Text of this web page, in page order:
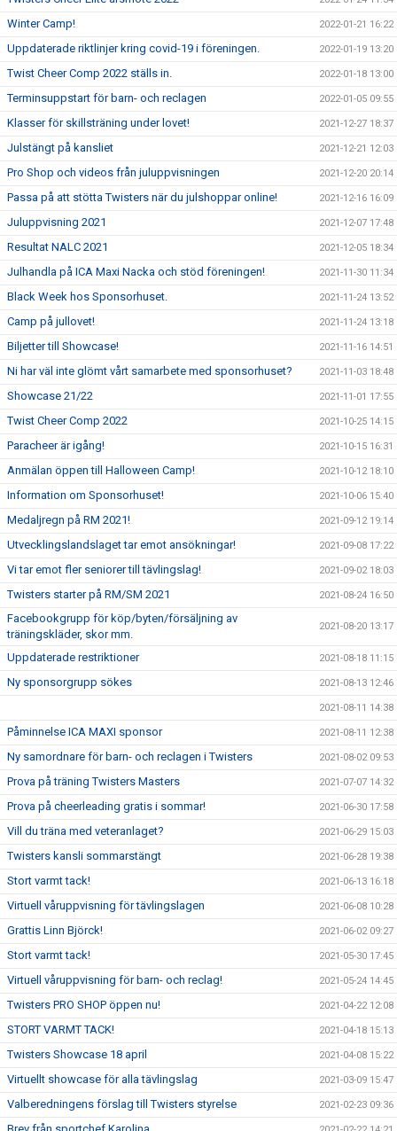
Winter Camp! 2022-01-21 16:22
Uppdaterade riktlinjer kring covid-19 i föreningen. 2022-01-19 13:20
Twist Cheer Comp 2022 ställs in. 2022-01-18 13:00
Terminsuppstart för barn- och reclagen 2022-01-05 09:55
Klasser för skillsträning under lovet! 2021-12-27 18:37
Julstängt på kansliet 2021-12-21 12:03
Pro Shop och videos från juluppvisningen 2021-12-20 20:14
Passa på att stötta Twisters när du julshoppar online! 2021-12-16 16:09
Juluppvisning 2021 2021-12-07 17:48
Resultat NALC 2021 2021-12-05 18:34
Julhandla på ICA Maxi Nacka och stöd föreningen! 2021-11-30 11:34
Black Week hos Sponsorhuset. 2021-11-24 13:52
Camp på jullovet! 2021-11-24 13:18
Biljetter till Showcase! 2021-11-16 14:51
Ni har väl inte glömt vårt samarbete med sponsorhuset? 2021-11-03 18:48
Showcase 21/22 2021-11-01 17:55
Twist Cheer Comp 2022 2021-10-25 14:15
Paracheer är igång! 2021-10-15 16:31
Anmälan öppen till Halloween Camp! 2021-10-12 18:10
Information om Sponsorhuset! 2021-10-06 15:40
Medaljregn på RM 2021! 2021-09-12 19:14
Utvecklingslandslaget tar emot ansökningar! 2021-09-08 17:22
Vi tar emot fler seniorer till tävlingslag! 2021-09-02 18:03
Twisters starter på RM/SM 2021 2021-08-24 16:50
Facebookgrupp för köp/byten/försäljning av
träningskläder, skor mm.
2021-08-20 13:17
Uppdaterade restriktioner 2021-08-18 11:15
Ny sponsorgrupp sökes 2021-08-13 12:46
2021-08-11 14:38
Påminnelse ICA MAXI sponsor 2021-08-11 12:38
Ny samordnare för barn- och reclagen i Twisters 2021-08-02 09:53
Prova på träning Twisters Masters 2021-07-07 14:32
Prova på cheerleading gratis i sommar! 2021-06-30 17:58
Vill du träna med veteranlaget? 2021-06-29 15:03
Twisters kansli sommarstängt 2021-06-28 19:38
Stort varmt tack! 2021-06-13 16:18
Virtuell våruppvisning för tävlingslagen 2021-06-08 10:28
Grattis Linn Björck! 2021-06-02 09:27
Stort varmt tack! 2021-05-30 17:45
Virtuell våruppvisning för barn- och reclag! 2021-05-24 14:45
Twisters PRO SHOP öppen nu! 2021-04-22 12:08
STORT VARMT TACK! 2021-04-18 15:13
Twisters Showcase 18 april 2021-04-08 15:22
Virtuellt showcase för alla tävlingslag 2021-03-09 15:47
Valberedningens förslag till Twisters styrelse 2021-02-23 09:36